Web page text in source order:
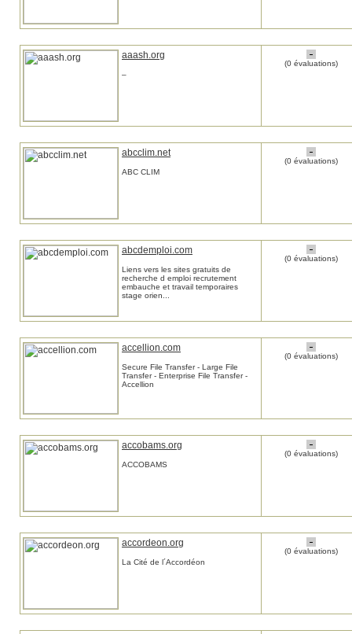
aaash.org
–
(0 évaluations)
abcclim.net
ABC CLIM
(0 évaluations)
abcdemploi.com
Liens vers les sites gratuits de
recherche d emploi recrutement
embauche et travail temporaires
stage orien...
(0 évaluations)
accellion.com
Secure File Transfer - Large File
Transfer - Enterprise File Transfer -
Accellion
(0 évaluations)
accobams.org
ACCOBAMS
(0 évaluations)
accordeon.org
La Cité de l´Accordéon
(0 évaluations)